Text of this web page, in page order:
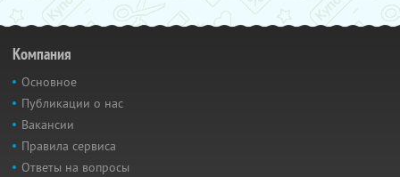
Компания
Основное
Публикации о нас
Вакансии
Правила сервиса
Ответы на вопросы